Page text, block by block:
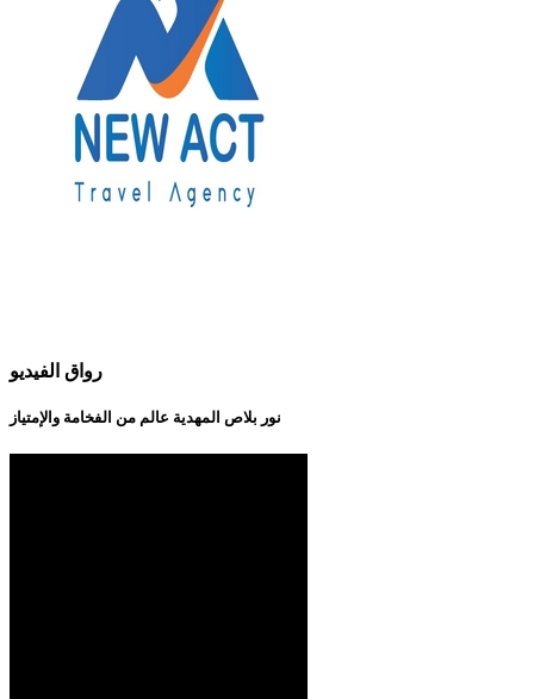
رواق الفيديو
نور بلاص المهدية عالم من الفخامة والإمتياز